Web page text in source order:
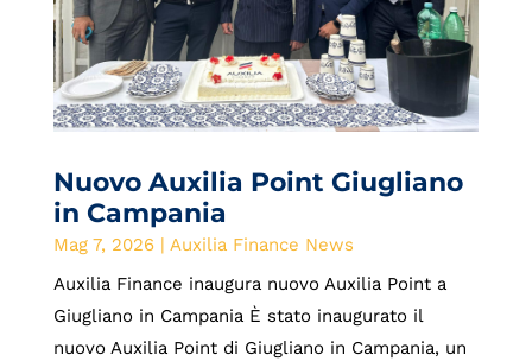
Nuovo Auxilia Point Giugliano
in Campania
Mag 7, 2026| Auxilia Finance News
Auxilia Finance inaugura nuovo Auxilia Point a
Giugliano in Campania È stato inaugurato il
nuovo Auxilia Point di Giugliano in Campania, un